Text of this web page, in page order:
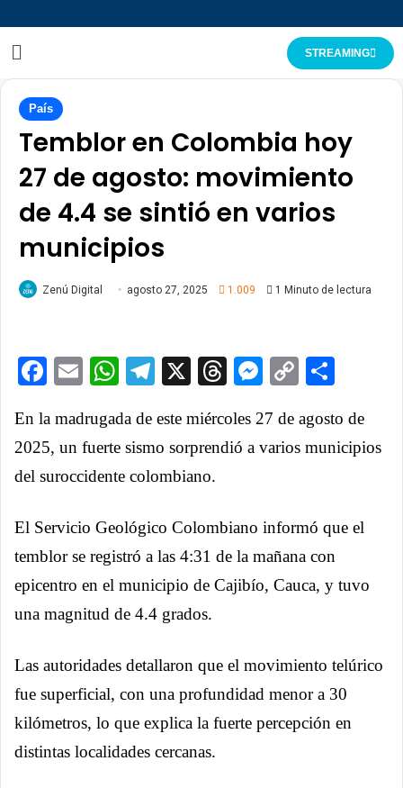
STREAMING
País
Temblor en Colombia hoy
27 de agosto: movimiento
de 4.4 se sintió en varios
municipios
Zenú Digital agosto 27, 2025 1.009 1 Minuto de lectura
Facebook
EmailWhatsApp
Telegram
X ThreadsCopy
En la madrugada de este miércoles 27 de agosto de
2025, un fuerte sismo sorprendió a varios municipios
del suroccidente colombiano.
El Servicio Geológico Colombiano informó que el
temblor se registró a las 4:31 de la mañana con
epicentro en el municipio de Cajibío, Cauca, y tuvo
una magnitud de 4.4 grados.
Las autoridades detallaron que el movimiento telúrico
fue superficial, con una profundidad menor a 30
kilómetros, lo que explica la fuerte percepción en
distintas localidades cercanas.